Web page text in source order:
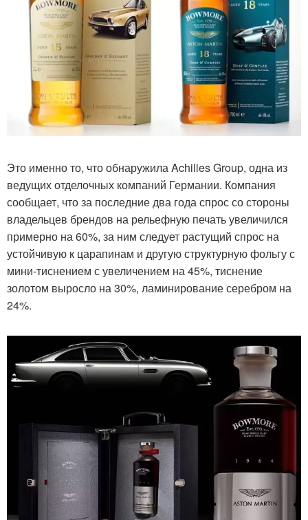
Это именно то, что обнаружила Achilles Group, одна из
ведущих отделочных компаний Германии. Компания
сообщает, что за последние два года спрос со стороны
владельцев брендов на рельефную печать увеличился
примерно на 60%, за ним следует растущий спрос на
устойчивую к царапинам и другую структурную фольгу с
мини-тиснением с увеличением на 45%, тиснение
золотом выросло на 30%, ламинирование серебром на
24%.